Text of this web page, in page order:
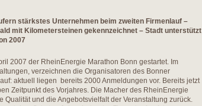
stärkstes Unternehmen beim zweiten Firmenlauf –
mit Kilometersteinen gekennzeichnet – Stadt unterstützt
2007
2007 der RheinEnergie Marathon Bonn gestartet. Im
verzeichnen die Organisatoren des Bonner
aktuell liegen bereits 2000 Anmeldungen vor. Bereits jetzt
Zeitpunkt des Vorjahres. Die Macher des RheinEnergie
Qualität und die Angebotsvielfalt der Veranstaltung zurück.